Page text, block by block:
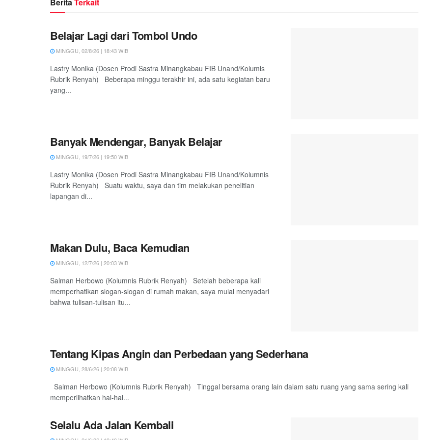
BeritaTerkait
Belajar Lagi dari Tombol Undo
MINGGU, 02/8/26 | 18:43 WIB
Lastry Monika (Dosen Prodi Sastra Minangkabau FIB Unand/Kolumis
Rubrik Renyah) Beberapa minggu terakhir ini, ada satu kegiatan baru
yang...
Banyak Mendengar, Banyak Belajar
MINGGU, 19/7/26 | 19:50 WIB
Lastry Monika (Dosen Prodi Sastra Minangkabau FIB Unand/Kolumnis
Rubrik Renyah) Suatu waktu, saya dan tim melakukan penelitian
lapangan di...
Makan Dulu, Baca Kemudian
MINGGU, 12/7/26 | 20:03 WIB
Salman Herbowo (Kolumnis Rubrik Renyah) Setelah beberapa kali
memperhatikan slogan-slogan di rumah makan, saya mulai menyadari
bahwa tulisan-tulisan itu...
Tentang Kipas Angin dan Perbedaan yang Sederhana
MINGGU, 28/6/26 | 20:08 WIB
Salman Herbowo (Kolumnis Rubrik Renyah) Tinggal bersama orang lain dalam satu ruang yang sama sering kali
memperlihatkan hal-hal...
Selalu Ada Jalan Kembali